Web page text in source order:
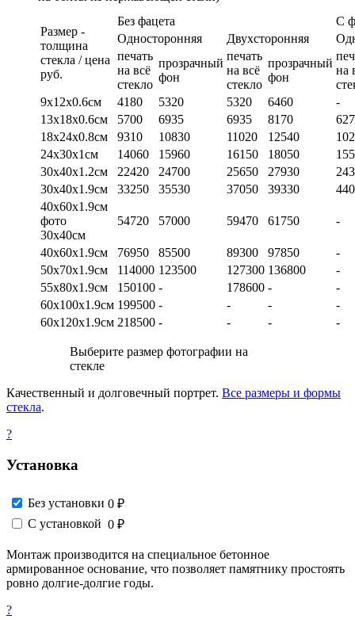
Размер -
толщина
стекла / цена
руб.
Без фацета
С
Односторонняя
Двухсторонняя
печать
на всё
стекло
прозрачный
фон
печать
на всё
стекло
прозрачный
фон
на
9х12х0.6см
4180 5320 5320 6460
-
13х18х0.6см
5700 6935 6935 8170
18х24х0.8см
9310 10830 11020 12540
24х30х1см
14060 15960 16150 18050
30х40х1.2см
22420 24700 25650 27930
30х40х1.9см
33250 35530 37050 39330
40х60х1.9см
фото
30х40см
54720 57000 59470 61750 -
40х60х1.9см 76950 85500 89300 97850
-
50х70х1.9см
114000 123500 127300 136800
-
55х80х1.9см
150100 - 178600 -
-
60х100х1.9см 199500 - - -
-
60х120х1.9см 218500 - - - -
Выберите размер фотографии на
стекле
Качественный и долговечный портрет. Все размеры и формы
стекла.
?
Установка
Без установки 0 ₽
С установкой 0 ₽
Монтаж производится на специальное бетонное
армированное основание, что позволяет памятнику простоять
ровно долгие-долгие годы.
?